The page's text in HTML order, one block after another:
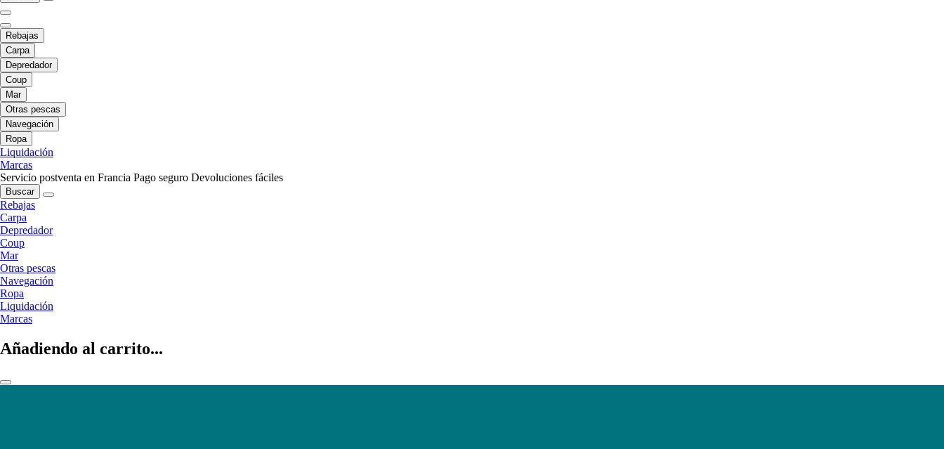
Rebajas
Carpa
Depredador
Coup
Mar
Otras pescas
Navegación
Ropa
Liquidación
Marcas
Servicio postventa en Francia Pago seguro Devoluciones fáciles
Buscar
Rebajas
Carpa
Depredador
Coup
Mar
Otras pescas
Navegación
Ropa
Liquidación
Marcas
Añadiendo al carrito...